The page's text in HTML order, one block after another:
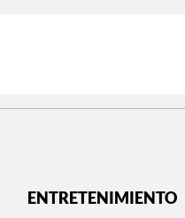
ENTRETENIMIENTO